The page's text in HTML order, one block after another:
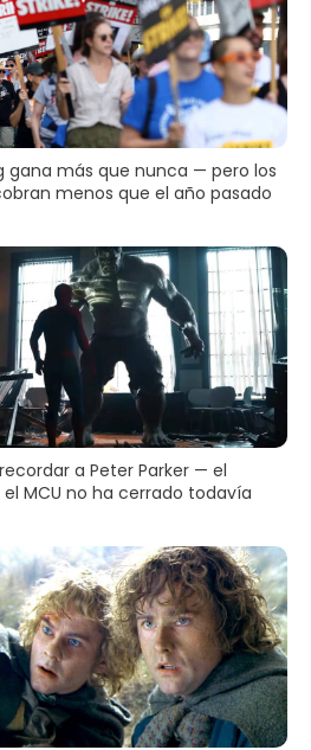
gana más que nunca — pero los
menos que el año pasado
a Peter Parker — el
MCU no ha cerrado todavía